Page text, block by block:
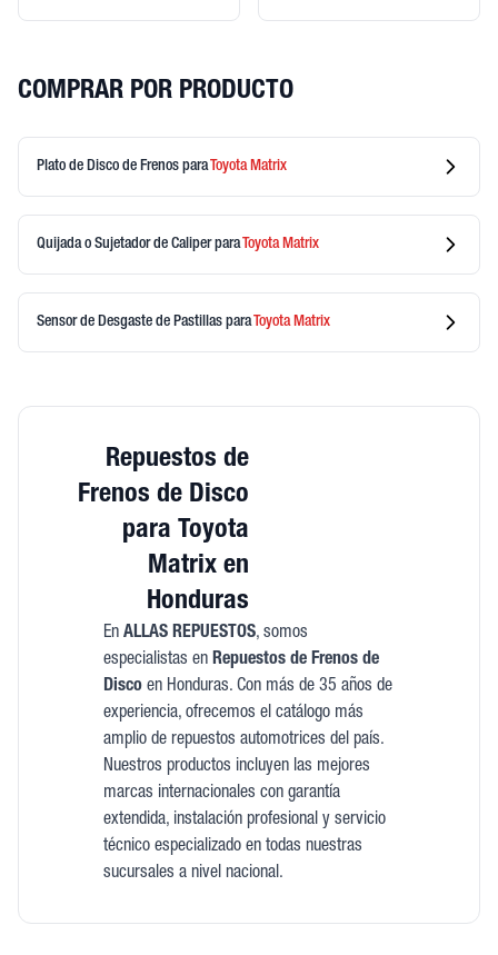
COMPRAR POR PRODUCTO
Plato de Disco de Frenos paraToyotaMatrix
Quijada o Sujetador de CaliperparaToyotaMatrix
Sensor de Desgaste de Pastillas paraToyotaMatrix
Repuestos de
Frenos de Disco
para Toyota
Matrix en
Honduras
En ALLAS REPUESTOS, somos
especialistas en Repuestos de Frenos de
Discoen Honduras. Con más de 35 años de
experiencia, ofrecemos el catálogo más
amplio de repuestos automotrices del país.
Nuestros productos incluyen las mejores
marcas internacionales con garantía
extendida, instalación profesional y servicio
técnico especializado en todas nuestras
sucursales a nivel nacional.